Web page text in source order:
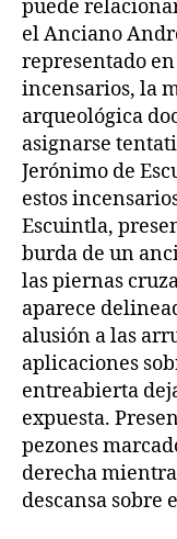
puede
el Anciano
representado
incensarios, la
arqueológica
asignarse
Jerónimo de
estos
Escuintla,
burda de un
las piernas
aparece
alusión a las
aplicaciones
entreabierta
expuesta.
pezones
derecha
descansa sobre